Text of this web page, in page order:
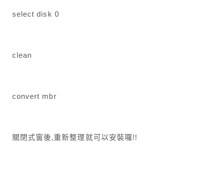
select disk 0
clean
convert mbr
關閉式窗後,重新整理就可以安裝囉!!